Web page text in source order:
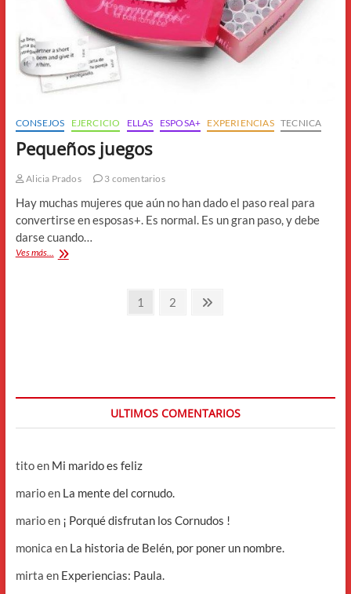
CONSEJOS EJERCICIO ELLAS ESPOSA+ EXPERIENCIAS TECNICA
Pequeños juegos
Alicia Prados 3 comentarios
Hay muchas mujeres que aún no han dado el paso real para
convertirse en esposas+. Es normal. Es un gran paso, y debe
darse cuando…
Ves más...
Pequeños
Página
1 Página
2
ULTIMOS COMENTARIOS
titoen Mi marido es feliz
marioen La mente del cornudo.
marioen ¡ Porqué disfrutan los Cornudos !
monica en La historia de Belén, por poner un nombre.
mirta en Experiencias: Paula.